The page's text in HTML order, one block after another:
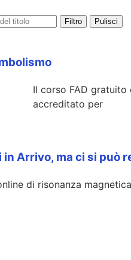
Filtro Pulisci
Il corso FAD
accreditato per
in Arrivo, ma ci si può
di risonanza